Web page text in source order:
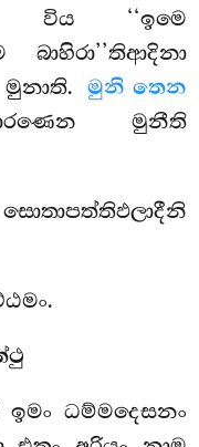
විය ‘‘ඉමෙ
මුනි තෙන
මුනීති
ඉමං ධම්මදෙසනං